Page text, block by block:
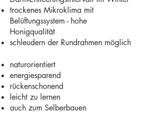
trockenes Mikroklima mit
Belüftungssystem - hohe
Honigqualität
schleudern der Rundrahmen möglich
naturorientiert
energiesparend
rückenschonend
leicht zu lernen
auch zum Selberbauen